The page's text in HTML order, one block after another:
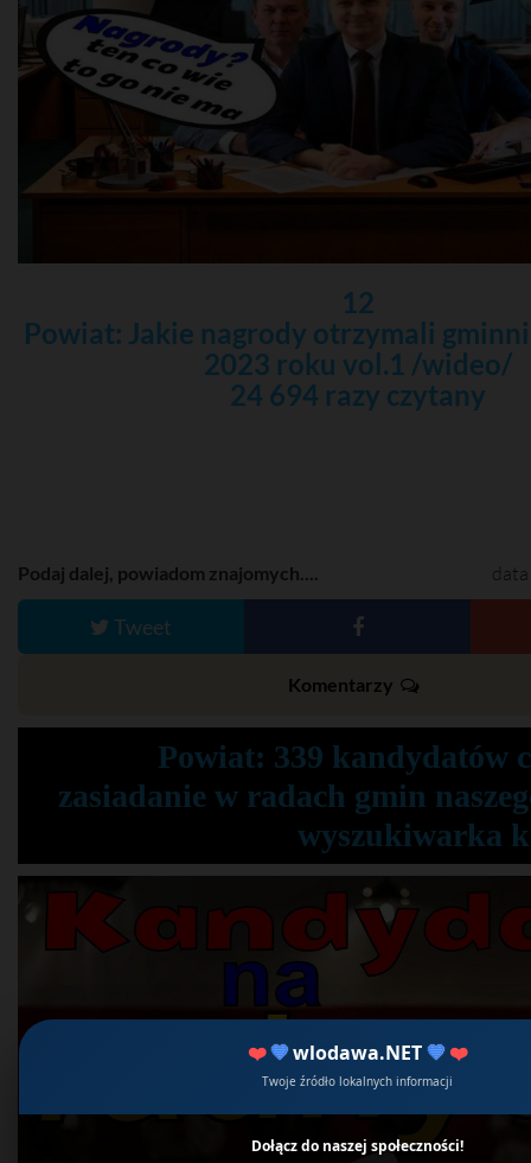
❤️ 💙wlodawa.NET 💙❤️
Twoje źródło lokalnych informacji
Dołącz do naszej społeczności!
12
Powiat: Jakie nagrody otrzymali
2023 roku vol.1 /wideo/
24 694 razy czytany
Podaj dalej, powiadom znajomych....
Tweet
Komentarzy
Powiat: 339 kandydatów
zasiadanie w radach gmin
wyszukiwarka